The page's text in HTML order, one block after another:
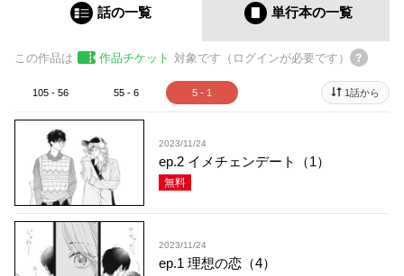
話の一覧 単行本の一覧
この作品は 作品チケット 対象です（ログインが必要です）
105 - 56 55 - 6 5 - 1 1話から
2023/11/24
ep.2 イメチェンデート（1）
無料
2023/11/24
ep.1 理想の恋（4）